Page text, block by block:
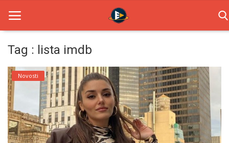
Home
Novosti
TV Serije
Filmovi
Tag : lista imdb
Novosti